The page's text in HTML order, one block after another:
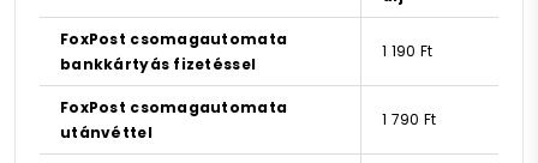
FoxPost csomagautomata
bankkártyás fizetéssel
1 190 Ft
FoxPost csomagautomata
utánvéttel
1 790 Ft